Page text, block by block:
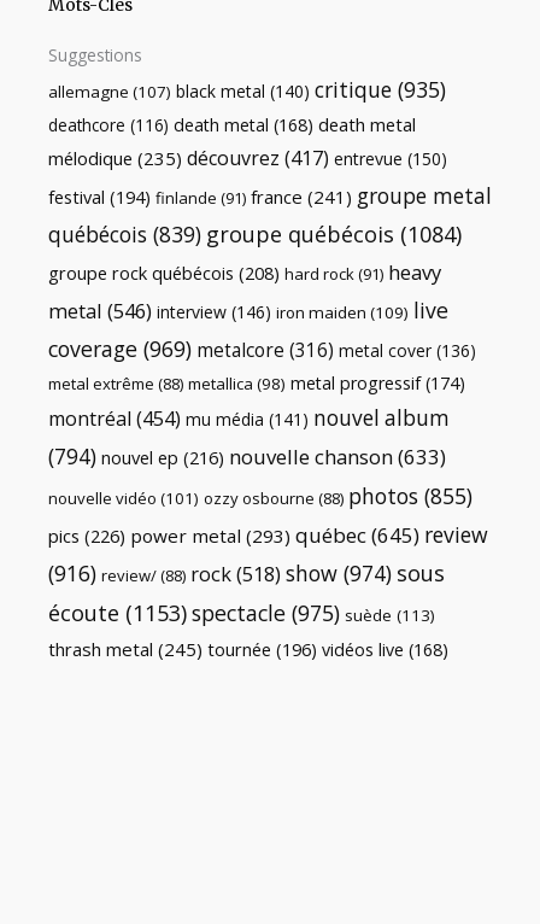
Mots-Clés
Suggestions
allemagne (107) black metal (140) critique (935)
deathcore (116) death metal (168) death metal
mélodique (235) découvrez (417) entrevue (150)
festival (194) finlande (91) france (241) groupe metal
québécois (839) groupe québécois (1084)
groupe rock québécois (208) hard rock(91) heavy
metal (546) interview (146) iron maiden (109) live
coverage (969) metalcore (316) metal cover (136)
metal extrême (88) metallica (98) metal progressif(174)
montréal (454) mu média (141) nouvel album
(794) nouvel ep (216) nouvelle chanson(633)
nouvelle vidéo (101) ozzy osbourne (88) photos (855)
pics (226) power metal (293) québec(645) review
(916) review/(88) rock(518) show (974) sous
écoute (1153)spectacle (975) suède (113)
thrash metal (245) tournée (196) vidéos live (168)